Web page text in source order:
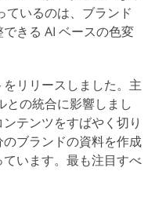
ているのは、ブランド
きる AI ベースの色変
リリースしました。主
の統合に影響しまし
テンツをすばやく切り
ブランドの資料を作成
います。最も注目すべ